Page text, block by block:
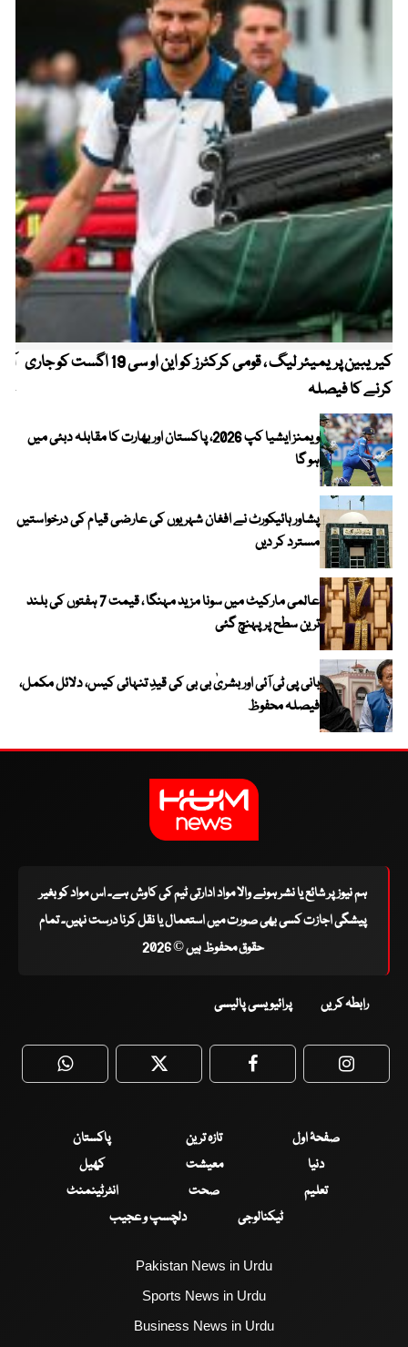
کیریبین پریمیئر لیگ ، قومی کرکٹرز کو این او سی 19 اگست کو جاری
کرنے کا فیصلہ
ویمنز ایشیا کپ 2026، پاکستان اور بھارت کا مقابلہ دبئی میں
ہو گا
پشاور ہائیکورٹ نے افغان شہریوں کی عارضی قیام کی درخواستیں
مسترد کر دیں
عالمی مارکیٹ میں سونا مزید مہنگا ، قیمت 7 ہفتوں کی بلند
ترین سطح پر پہنچ گئی
بانی پی ٹی آئی اور بشریٰ بی بی کی قیدِ تنہائی کیس، دلائل مکمل،
فیصلہ محفوظ
ہم نیوز پر شائع یا نشر ہونے والا مواد ادارتی ٹیم کی کاوش ہے۔ اس مواد کو بغیر
پیشگی اجازت کسی بھی صورت میں استعمال یا نقل کرنا درست نہیں۔ تمام
حقوق محفوظ ہیں © 2026
رابطہ کریں پرائیویسی پالیسی
WhatsApp Twitter Facebook
صفحۂ اول تازہ ترین
پاکستان
دنیا
معیشت
کھیل
تعلیم
صحت
انٹرٹینمنٹ
ٹیکنالوجی
دلچسپ و عجیب
Pakistan News in Urdu
Sports News in Urdu
Business News in Urdu